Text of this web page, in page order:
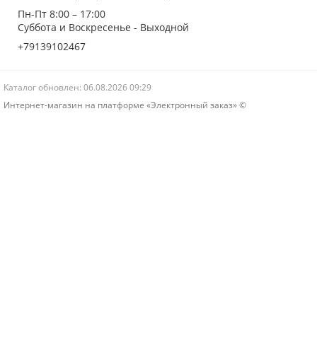
Пн-Пт 8:00 – 17:00
Суббота и Воскресенье - Выходной
+79139102467
Каталог обновлен: 06.08.2026 09:29
Интернет-магазин на платформе «Электронный заказ» ©